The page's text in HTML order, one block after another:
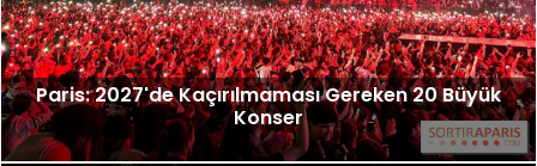
Paris: 2027'de Kaçırılmaması Gereken 20 Büyük
Konser